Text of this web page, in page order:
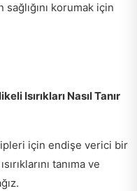
korumak için
Isırıkları Nasıl Tanır
için endişe verici bir
tanıma ve